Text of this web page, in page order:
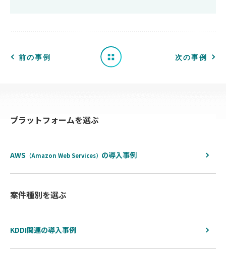
前の事例
例
一 次の事例
プラットフォームを選ぶ
AWS （Amazon Web Services） の導入事例
案件種別を選ぶ
KDDI関連の導入事例